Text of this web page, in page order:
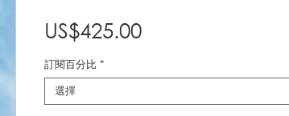
US$425.00價
訂閱百分比 *
選擇